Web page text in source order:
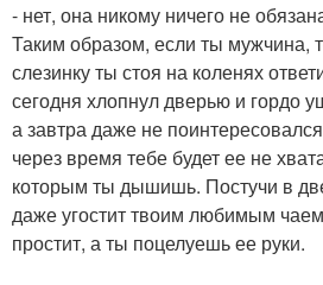
- нет, она никому ничего не
Таким образом, если ты мужчина,
слезинку ты стоя на коленях
сегодня хлопнул дверью и гордо
а завтра даже не
через время тебе будет ее не
которым ты дышишь. Постучи в
даже угостит твоим любимым
простит, а ты поцелуешь ее руки.